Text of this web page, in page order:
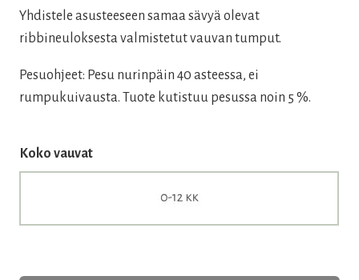
Yhdistele asusteeseen samaa sävyä olevat
ribbineuloksesta valmistetut vauvan tumput.
Pesuohjeet: Pesu nurinpäin 40 asteessa, ei
rumpukuivausta. Tuote kutistuu pesussa noin 5 %.
Koko vauvat